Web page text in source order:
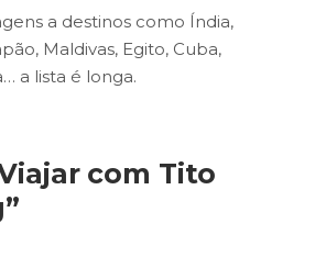
a destinos como Índia,
Maldivas, Egito, Cuba,
a lista é longa.
com Tito